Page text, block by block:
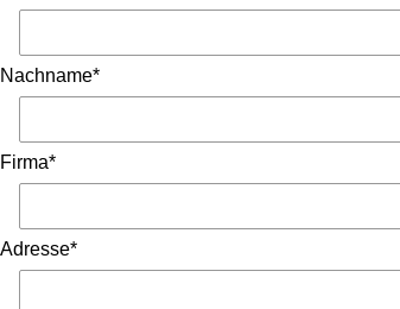
Nachname*
Firma*
Adresse*